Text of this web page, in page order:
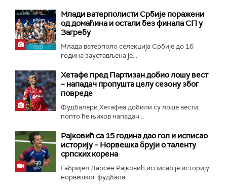
Млади ватерполисти Србије поражени
од домаћина и остали без финала СП у
Загребу
Млада ватерполо селекција Србије до 16
година заустављена је...
Хетафе пред Партизан добио лошу вест
– нападач пропушта целу сезону због
повреде
Фудбалери Хетафеа добили су лоше вести,
попто ће њихов нападач...
Рајковић са 15 година дао гол и исписао
историју – Норвешка бруји о таленту
српских корена
Габријел Ларсен Рајковић исписао је историју
норвешког фудбала...